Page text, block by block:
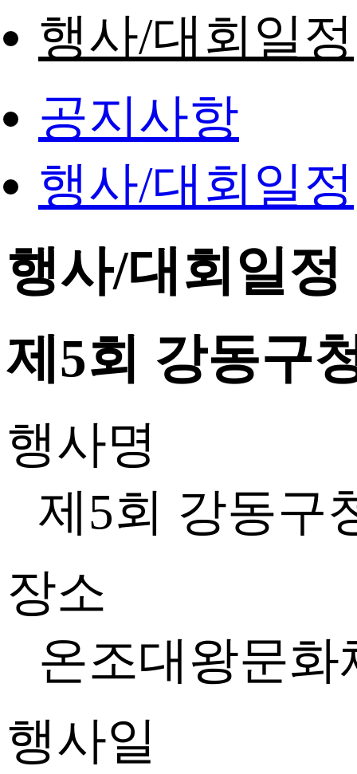
행사/대회일정
공지사항
행사/대회일정
행사/대회일정
제5회 강동구
행사명
제5회 강동구
장소
온조대왕문
행사일